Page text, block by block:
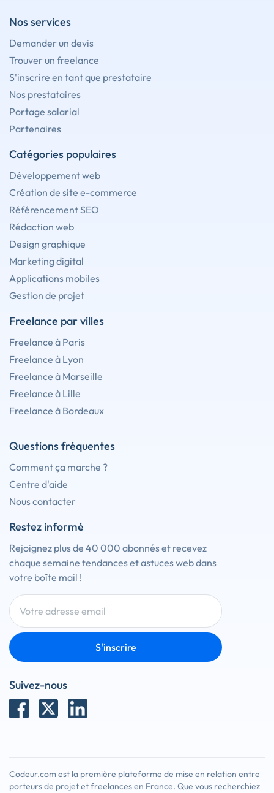
Nos services
Demander un devis
Trouver un freelance
S'inscrire en tant que prestataire
Nos prestataires
Portage salarial
Partenaires
Catégories populaires
Développement web
Création de site e-commerce
Référencement SEO
Rédaction web
Design graphique
Marketing digital
Applications mobiles
Gestion de projet
Freelance par villes
Freelance à Paris
Freelance à Lyon
Freelance à Marseille
Freelance à Lille
Freelance à Bordeaux
Questions fréquentes
Comment ça marche ?
Centre d'aide
Nous contacter
Restez informé
Rejoignez plus de 40 000 abonnés et recevez
chaque semaine tendances et astuces web dans
votre boîte mail !
S'inscrire
Suivez-nous
Codeur.com est la première plateforme de mise en relation entre
porteurs de projet et freelances en France. Que vous recherchiez